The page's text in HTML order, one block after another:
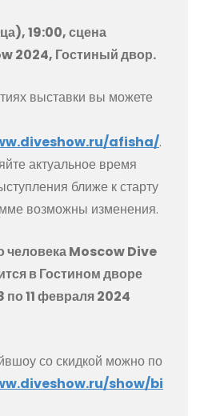
19:00, сцена
2024, Гостиный двор.
выставки вы можете
afisha/.
актуальное время
ближе к старту
возможны изменения.
человека Moscow Dive
в Гостином дворе
по 11 февраля 2024
со скидкой можно по
show/bi